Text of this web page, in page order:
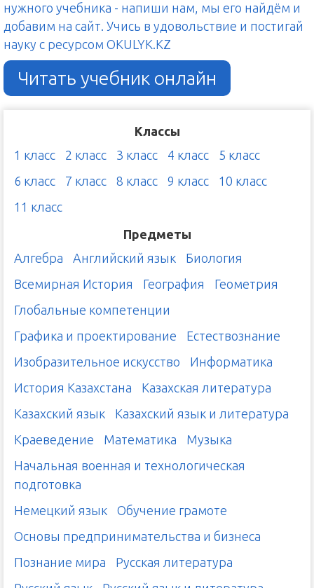
нужного учебника - напиши нам, мы его найдём и
добавим на сайт. Учись в удовольствие и постигай
науку с ресурсом OKULYK.KZ
Читать учебник онлайн
Классы
1 класс
2 класс 3 класс 4 класс
5 класс
6 класс
7 класс 8 класс 9 класс
10 класс
11 класс
Предметы
Алгебра
Английский язык
Биология
Всемирная История
География
Геометрия
Глобальные компетенции
Графика и проектирование
Естествознание
Изобразительное искусство
Информатика
История Казахстана
Казахская литература
Казахский язык
Казахский язык и литература
Краеведение
Математика
Музыка
Начальная военная и технологическая
подготовка
Немецкий язык
Обучение грамоте
Основы предпринимательства и бизнеса
Познание мира
Русская литература